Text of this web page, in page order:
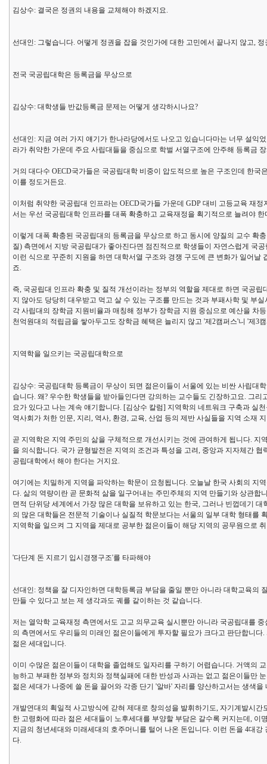
김상수: 결국은 정권의 내용을 교체해야 하겠지요.
선대인: 그렇습니다. 어떻게 정권을 잡을 것인가에 대한 고민에서 끝나지 않고,
전국 국공립대학은 등록금을 무상으로
김상수: 대학생들 반값등록금 문제는 어떻게 생각하시나요?
선대인: 지금 여러 가지 얘기가 한나라당에서도 나오고 있습니다마는 너무 설익
라가 취약한 가운데 주요 사립대들을 중심으로 학벌 서열구조에 안주해 등록금
거의 대다수 OECD국가들은 국공립대학 비중이 압도적으로 높은 구조인데 한
이를 정도거든요.
이처럼 취약한 국공립대 인프라는 OECD국가들 가운데 GDP 대비 고등교육 재
서는 우선 국공립대학 인프라를 대폭 확충하고 교육재정을 획기적으로 늘려야 한
이렇게 대폭 확충된 국공립대의 등록금을 무상으로 하고 동시에 양질의 교수 확
질) 측면에서 지방 국공립대가 좋아진다면 점진적으로 학생들이 자연스럽게 국
이런 식으로 꾸준히 지원을 하면 대학서열 구조와 경쟁 구도에 큰 변화가 일어
죠.
즉, 국공립대 인프라 확충 및 질적 개선이라는 정부의 역할을 제대로 하면 국공
지 않아도 당당히 대우받고 먹고 살 수 있는 구조를 만드는 것과 부패사학 및 부
각 사립대의 장학금 지원비율과 매칭해 정부가 장학금 지원 중심으로 예산을 차
천억원대의 적립금을 쌓아두고도 장학금 혜택은 늘리지 않고 '제2캠퍼스'니 '제
지역학을 일으키는 국공립대학으로
김상수: 국공립대학 등록금이 무상이 되면 젊은이들이 서울에 있는 비싼 사립대
습니다. 왜? 우수한 학생들을 받아들인다면 강의하는 교수들도 긴장하고요. 그
요가 있다고 나는 계속 얘기합니다. [김상수 칼럼] 지역학의 네트워크 구축과 실
역사회가 처한 인문, 지리, 역사, 환경, 교육, 산업 등의 제반 사실들을 지역 소재
곧 지역학은 지역 주민의 삶을 구체적으로 개선시키는 것에 관여하게 됩니다.
을 의식합니다. 국가 균형발전은 지역의 조건과 특성을 고려, 중앙과 지자체간
공립대학에서 해야 한다는 거지요.
여기에는 치밀하게 지역을 파악하는 학문이 요청됩니다. 오늘날 한국 사회의 지
다. 삶의 역량이란 곧 문화적 삶을 일구어내는 주민주체의 지역 만들기와 상관
면적 단위당 세계에서 가장 많은 대학을 보유하고 있는 한국, 그러나 빈껍데기
의 많은 대학들은 전문적 기술이나 실질적 학문보다는 서울의 일부 대학 형태를
지역학을 일으켜 그 지역을 제대로 공부한 젊은이들이 해당 지역의 공무원으로
'다단계 돈 지르기 입시경쟁구조'를 타파해야
선대인: 정책을 잘 디자인하면 대학등록금 부담을 줄일 뿐만 아니라 대학교육의
만들 수 있다고 보는 제 생각과도 궤를 같이하는 것 같습니다.
저는 열악학 교육재정 측면에서도 고교 의무교육 실시뿐만 아니라 국공립대를
의 측면에서도 우리들의 미래인 젊은이들에게 투자할 필요가 크다고 판단합니
젊은 세대입니다.
이미 수많은 젊은이들이 대학을 졸업해도 일자리를 구하기 어렵습니다. 거액의
능하고 부패한 정부와 정치와 정책실패에 대한 반성과 사과는 없고 젊은이들만
젊은 세대가 나중에 쓸 돈을 끌어와 각종 단기 '알바' 자리를 양산하고서는 생색
개발연대의 획일적 사고방식에 갇혀 제대로 창의성을 발휘하기도, 자기계발시
한 고령화에 따라 젊은 세대들이 노후세대를 부양할 부담은 갈수록 커지는데,
지금의 청년세대와 미래세대의 호주머니를 털어 나온 돈입니다. 이런 돈을 4대
다.